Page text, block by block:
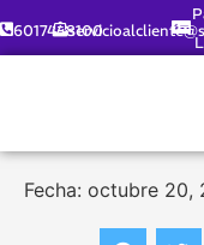
6017448100
Fecha: octubre 20,